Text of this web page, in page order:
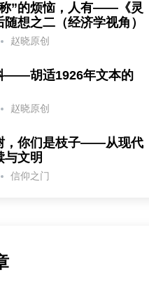
”的烦恼，人有——《灵
想之二（经济学视角）
赵晓原创
——胡适1926年文本的
赵晓原创
，你们是枝子——从现代
与文明
信仰之门